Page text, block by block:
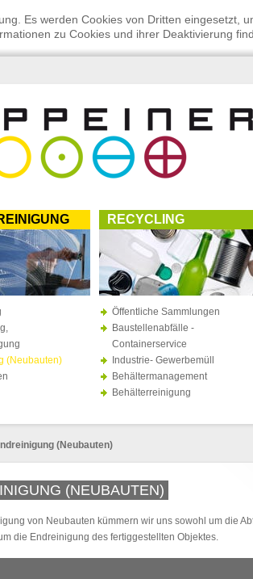
Es werden Cookies von Dritten
zu Cookies und ihrer Deaktivierung
(Neubauten)
(NEUBAUTEN)
von Neubauten kümmern wir uns sowohl um die
die Endreinigung des fertiggestellten Objektes.
(Neubauten)
RECYCLING
Öffentliche Sammlungen
Baustellenabfälle -
Containerservice
Industrie- Gewerbemüll
Behältermanagement
Behälterreinigung